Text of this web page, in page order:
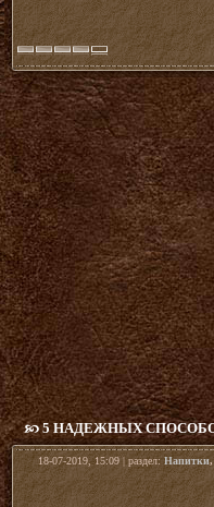
5 НАДЕЖНЫХ
18-07-2019, 15:09 | раздел:Напитки,